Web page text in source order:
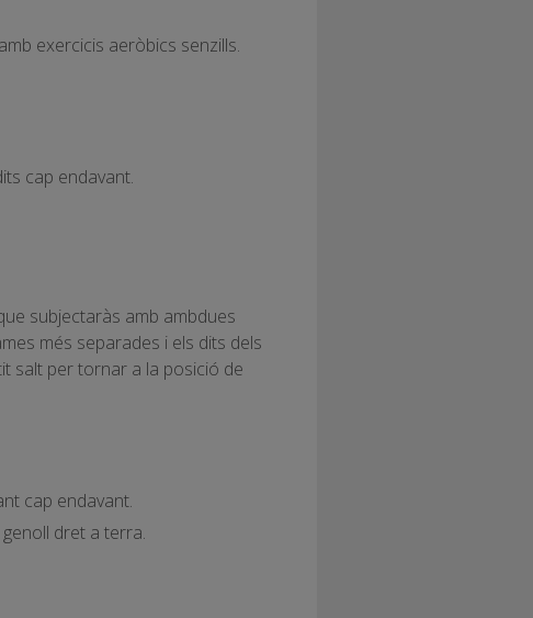
exercicis aeròbics senzills.
cap endavant.
subjectaràs amb ambdues
més separades i els dits dels
salt per tornar a la posició de
cap endavant.
dret a terra.